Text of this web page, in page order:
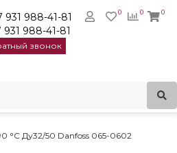
931 988-41-81
988-41-81
звонок
0
0 0
°С Ду32/50 Danfoss 065-0602